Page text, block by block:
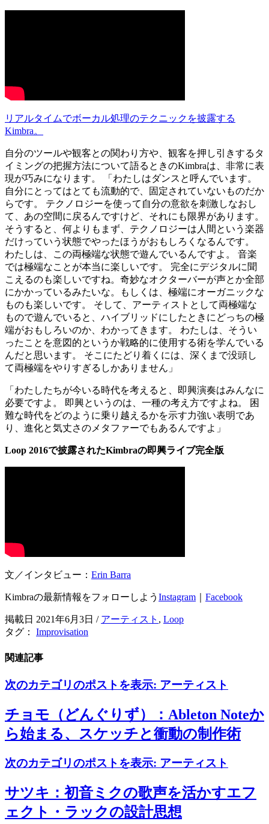
リアルタイムでボーカル処理のテクニックを披露する
Kimbra。
自分のツールや観客との関わり方や、観客を押し引きするタ
イミングの把握方法について語るときのKimbraは、非常に表
現が巧みになります。 「わたしはダンスと呼んでいます。
自分にとってはとても流動的で、固定されていないものだか
らです。 テクノロジーを使って自分の意欲を刺激しなおし
て、あの空間に戻るんですけど、それにも限界があります。
そうすると、何よりもまず、テクノロジーは人間という楽器
だけっていう状態でやったほうがおもしろくなるんです。
わたしは、この両極端な状態で遊んでいるんですよ。 音楽
では極端なことが本当に楽しいです。 完全にデジタルに聞
こえるのも楽しいですね。奇妙なオクターバーが声とか全部
にかかっているみたいな。もしくは、極端にオーガニックな
ものも楽しいです。 そして、アーティストとして両極端な
もので遊んでいると、ハイブリッドにしたときにどっちの極
端がおもしろいのか、わかってきます。 わたしは、そうい
ったことを意図的というか戦略的に使用する術を学んでいる
んだと思います。 そこにたどり着くには、深くまで没頭し
て両極端をやりすぎるしかありません」
「わたしたちが今いる時代を考えると、即興演奏はみんなに
必要ですよ。 即興というのは、一種の考え方ですよね。 困
難な時代をどのように乗り越えるかを示す力強い表明であ
り、進化と気丈さのメタファーでもあるんですよ」
Loop 2016で披露されたKimbraの即興ライブ完全版
文／インタビュー： Erin Barra
Kimbraの最新情報をフォローしよう Instagram Facebook
掲載日 2021年6月3日 / アーティスト , Loop
タグ： Improvisation
関連記事
次のカテゴリのポストを表示: アーティスト
チョモ（どんぐりず）：Ableton Noteか
ら始まる、スケッチと衝動の制作術
次のカテゴリのポストを表示: アーティスト
サツキ：初音ミクの歌声を活かすエフ
ェクト・ラックの設計思想